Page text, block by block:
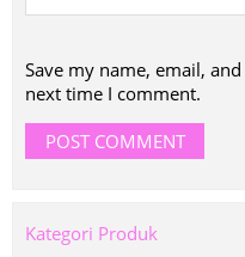
Save my name, email,
next time I comment.
Kategori Produk